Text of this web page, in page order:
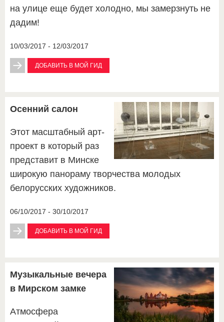
на улице еще будет холодно, мы замерзнуть не
дадим!
10/03/2017 - 12/03/2017
ДОБАВИТЬ В МОЙ ГИД
Осенний салон
Этот масштабный арт-
проект в который раз
представит в Минске
широкую панораму творчества молодых
белорусских художников.
06/10/2017 - 30/10/2017
ДОБАВИТЬ В МОЙ ГИД
Музыкальные вечера
в Мирском замке
Атмосфера